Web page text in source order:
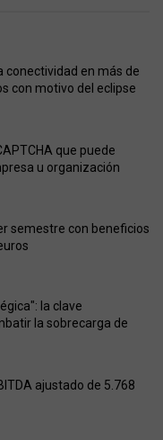
en más de
con motivo del eclipse
que puede
u organización
semestre con beneficios
la clave
la sobrecarga de
ajustado de 5.768